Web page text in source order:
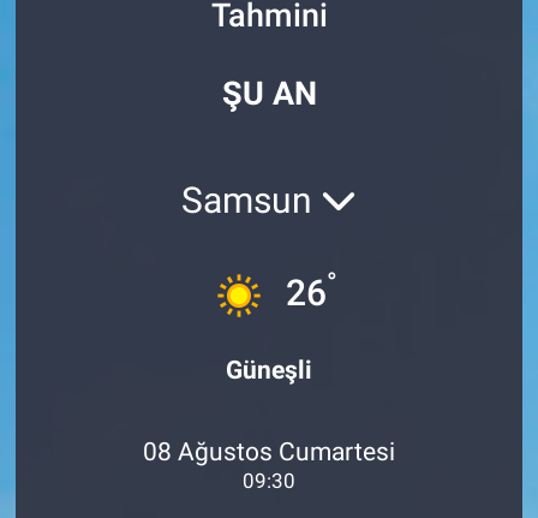
Tahmini
ŞU AN
Samsun
26°
Güneşli
08 Ağustos Cumartesi
09:30